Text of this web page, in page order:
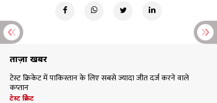
ताज़ा खबरें
टेस्ट क्रिकेट में पाकिस्तान के लिए सबसे ज्यादा जीत दर्ज करने वाले
कप्तान
टेस्ट क्रिकेट